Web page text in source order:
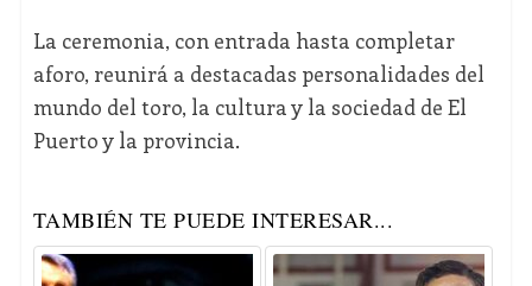
La ceremonia, con entrada hasta completar
aforo, reunirá a destacadas personalidades del
mundo del toro, la cultura y la sociedad de El
Puerto y la provincia.
TAMBIÉN TE PUEDE INTERESAR...